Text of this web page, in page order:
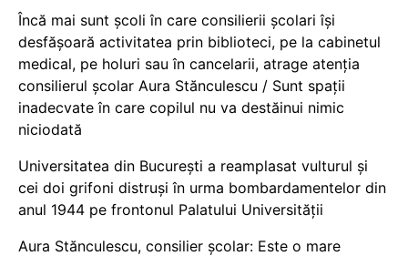
Încă mai sunt școli în care consilierii școlari își
desfășoară activitatea prin biblioteci, pe la cabinetul
medical, pe holuri sau în cancelarii, atrage atenția
consilierul școlar Aura Stănculescu / Sunt spații
inadecvate în care copilul nu va destăinui nimic
niciodată
Universitatea din București a reamplasat vulturul și
cei doi grifoni distruși în urma bombardamentelor din
anul 1944 pe frontonul Palatului Universității
Aura Stănculescu, consilier școlar: Este o mare